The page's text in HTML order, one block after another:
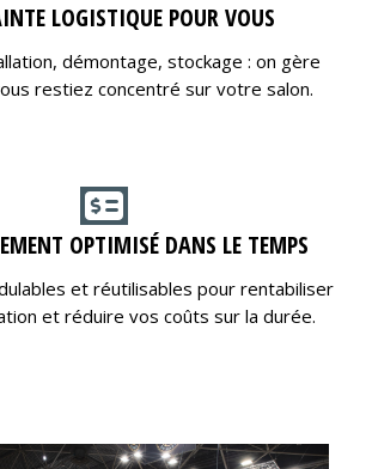
LOGISTIQUE POUR VOUS
démontage, stockage : on gère
restiez concentré sur votre salon.
OPTIMISÉ DANS LE TEMPS
et réutilisables pour rentabiliser
et réduire vos coûts sur la durée.